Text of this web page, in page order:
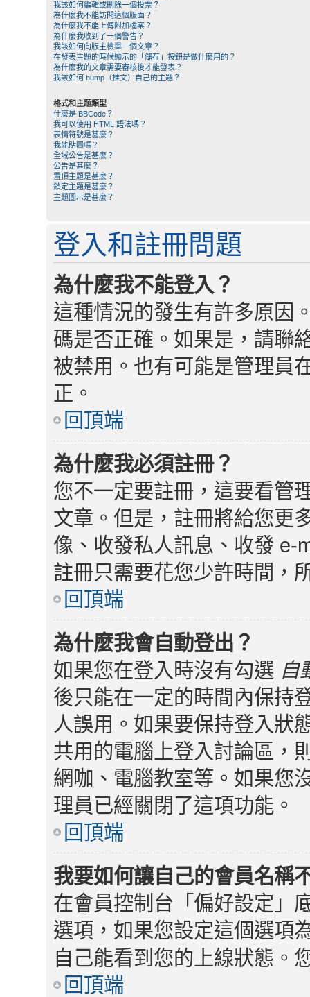
我該如何編輯或刪除一個投票？
為什麼我不能訪問這個版面？
為什麼我不能上傳附加檔案？
為什麼我收到了一個警告？
我該如何向版主檢舉一個文章？
在發表主題的時候顯示的「儲存」按鈕是做什麼用的？
為什麼我的文章需要審核後才能發表？
我該如何 bump（推文）自己的主題？
格式和主題類型
什麼是 BBCode？
我可以使用 HTML 語法嗎？
表情符號是甚麼？
我能貼圖嗎？
全域公告是甚麼？
公告是甚麼？
置頂主題是甚麼？
鎖定主題是甚麼？
主題圖示是甚麼？
登入和註冊問題
為什麼我不能登入？
這種情況的發生有許多原因
碼是否正確。如果是，請聯
被禁用。也有可能是管理員
正。
回頂端
為什麼我必須註冊？
您不一定要註冊，這要看管
文章。但是，註冊將給您更
像、收發私人訊息、收發
註冊只需要花您少許時間，
回頂端
為什麼我會自動登出？
如果您在登入時沒有勾選 自
後只能在一定的時間內保持
人誤用。如果要保持登入狀
共用的電腦上登入討論區，
網咖、電腦教室等。如果您
理員已經關閉了這項功能。
回頂端
我要如何讓自己的會員名稱
在會員控制台「偏好設定」
選項，如果您設定這個選項
自己能看到您的上線狀態。
回頂端